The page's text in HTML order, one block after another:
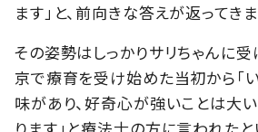
ます」と、前向きな答えが返ってきま
その姿勢はしっかりサリちゃんに受
京で療育を受け始めた当初から「
味があり、好奇心が強いことは大